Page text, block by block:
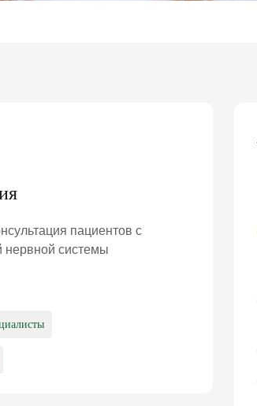
пациентов с
нервной системы